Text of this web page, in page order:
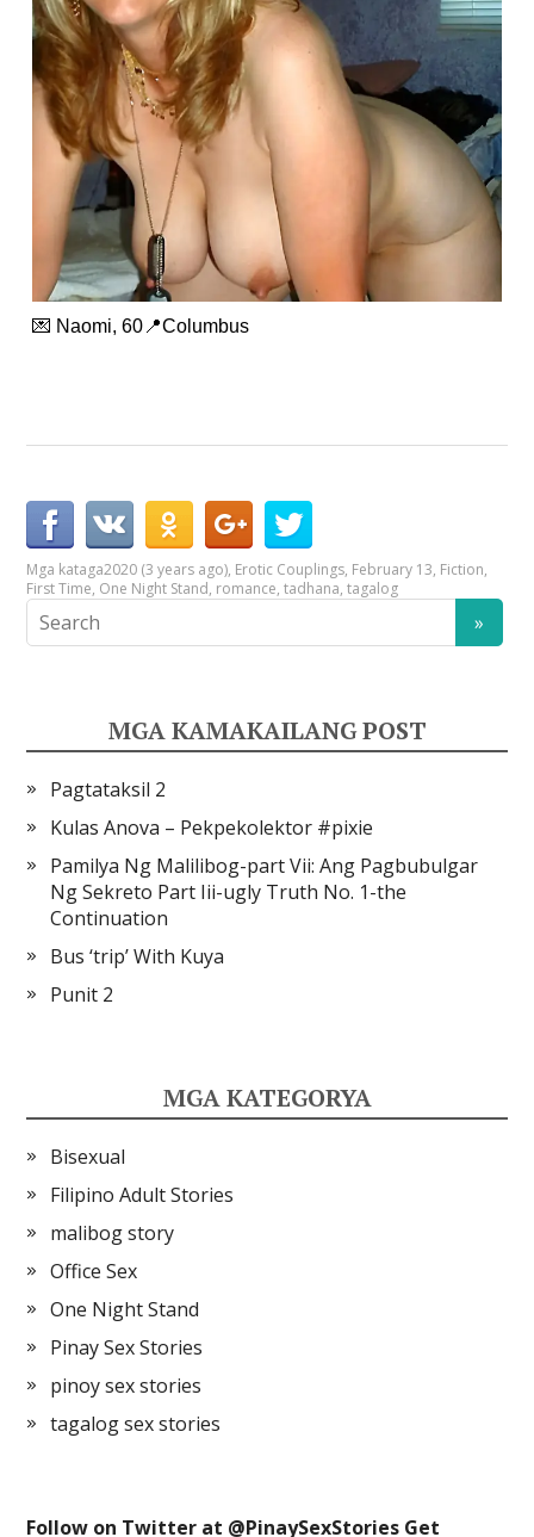
💌 Naomi, 60📍Columbus
Mga kataga2020 (3 years ago), Erotic Couplings, February 13, Fiction,
First Time, One Night Stand, romance,tadhana,tagalog
MGA KAMAKAILANG POST
Pagtataksil 2
Kulas Anova – Pekpekolektor #pixie
Pamilya Ng Malilibog-part Vii: Ang Pagbubulgar
Ng Sekreto Part Iii-ugly Truth No. 1-the
Continuation
Bus ‘trip’ With Kuya
Punit 2
MGA KATEGORYA
Bisexual
Filipino Adult Stories
malibog story
Office Sex
One Night Stand
Pinay Sex Stories
pinoy sex stories
tagalog sex stories
Follow on Twitter at @PinaySexStories Get